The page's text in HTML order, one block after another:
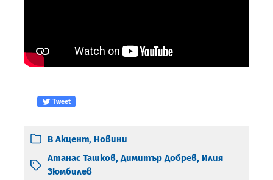
Tweet
В Акцент, Новини
Атанас Ташков,Димитър Добрев, Илия
Зюмбилев